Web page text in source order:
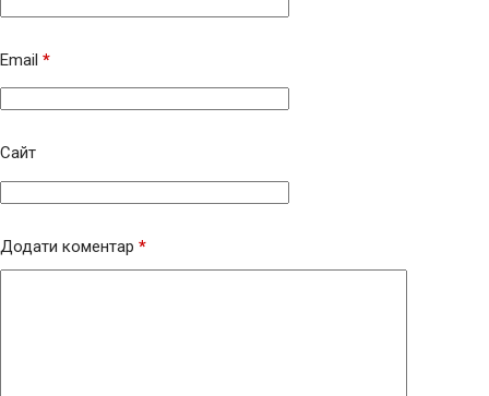
Email *
Сайт
Додати коментар *